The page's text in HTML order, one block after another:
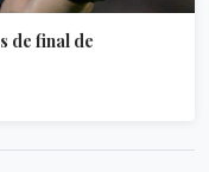
de final de